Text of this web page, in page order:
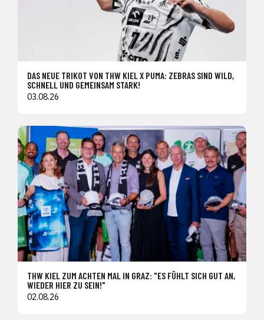
DAS NEUE TRIKOT VON THW KIEL X PUMA: ZEBRAS SIND WILD,
SCHNELL UND GEMEINSAM STARK!
03.08.26
THW KIEL ZUM ACHTEN MAL IN GRAZ: "ES FÜHLT SICH GUT AN,
WIEDER HIER ZU SEIN!"
02.08.26